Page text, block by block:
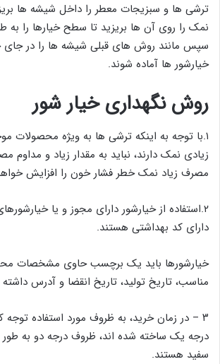
ترشی ها و سبزیجات معطر را داخل شیشه ها
نمک را روی آن ها بریزید تا سطح خیارها را به
سپس مانند روش های قبلی شیشه ها را در جای
خیارشور ها آماده شوند.
روش نگهداری خیار شور
۱.با توجه به اینکه ترشی ها به ویژه محصولات
زیادی نمک دارند، نباید به مقدار زیاد و مداوم
مصرف زیاد نمک خطر فشار خون را افزایش
۲.استفاده از خیارشور دارای مجوز و یا
دارای کد بهداشتی هستند.
خیارشورها باید یک برچسب حاوی مشخصات
مناسب، تاریخ تولید، تاریخ انقضا و آدرس
۳ – در زمان خرید، به ظروف مورد استفاده توجه
درجه یک ساخته شده اند، ظروف درجه دو به
سفید هستند.